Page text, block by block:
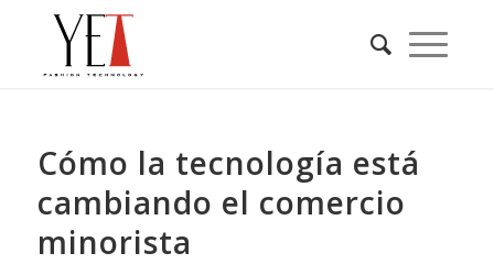
Cómo la tecnología está
cambiando el comercio
minorista